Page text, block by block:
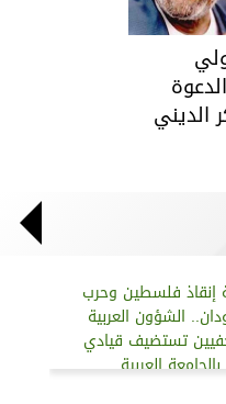
الديني
إنقاذ فلسطين وحرب
الشؤون العربية
تستضيف قيادي
بالجامعة العربية